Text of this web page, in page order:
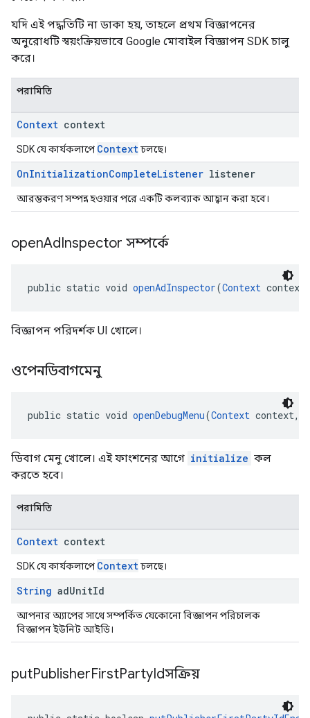
যদি এই পদ্ধতিটি না ডাকা হয়, তাহলে প্রথম বিজ্ঞাপনের
অনুরোধটি স্বয়ংক্রিয়ভাবে Google মোবাইল বিজ্ঞাপন SDK চালু
করে।
পরামিতি
Context context
SDK যে কার্যকলাপে Contextচলছে।
OnInitializationCompleteListener listener
আরম্ভকরণ সম্পন্ন হওয়ার পরে একটি কলব্যাক আহ্বান করা হবে।
openAdInspector সম্পর্কে
public static void openAdInspector(Context
বিজ্ঞাপন পরিদর্শক UI খোলে।
ওপেনডিবাগমেনু
public static void openDebugMenu(Context context,
ডিবাগ মেনু খোলে। এই ফাংশনের আগে initialize কল
করতে হবে।
পরামিতি
Context context
SDK যে কার্যকলাপে Contextচলছে।
String adUnitId
আপনার অ্যাপের সাথে সম্পর্কিত যেকোনো বিজ্ঞাপন পরিচালক
বিজ্ঞাপন ইউনিট আইডি।
putPublisherFirstPartyIdসক্রিয়